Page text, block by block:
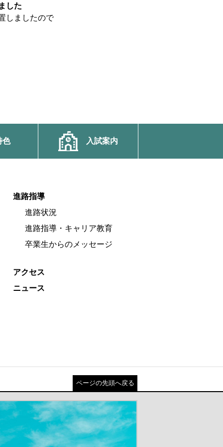
した
しましたので
色 入試案内
進路指導
進路状況
進路指導・キャリア教育
卒業生からのメッセージ
アクセス
ニュース
ページの先頭へ戻る